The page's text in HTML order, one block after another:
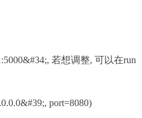
若想调整, 可以在run
port=8080)